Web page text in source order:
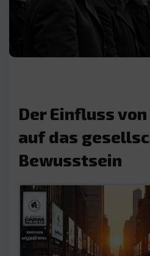
Der Einfluss
auf das
Bewusstsein